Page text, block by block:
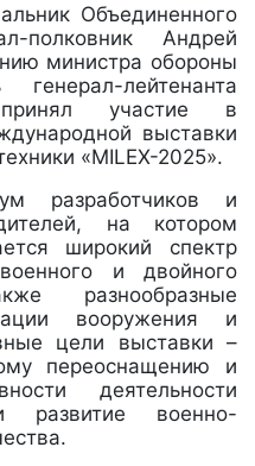
Объединенного
полковник Андрей
министра обороны
лейтенанта
участие в
выставки
«MILEX-2025».
разработчиков и
на котором
широкий спектр
и двойного
разнообразные
вооружения и
цели выставки –
переоснащению и
деятельности
развитие военно-